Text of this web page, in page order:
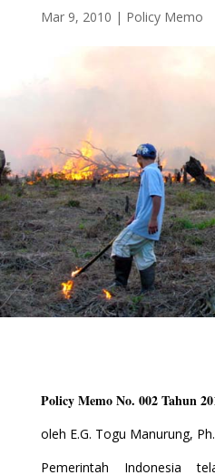
Mar 9, 2010 | Policy Memo
Policy Memo No. 002 Tahun
oleh E.G. Togu Manurung,
Pemerintah Indonesia